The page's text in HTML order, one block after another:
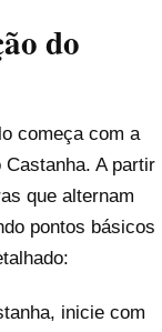
do
começa com a
A partir
que alternam
pontos básicos
inicie com